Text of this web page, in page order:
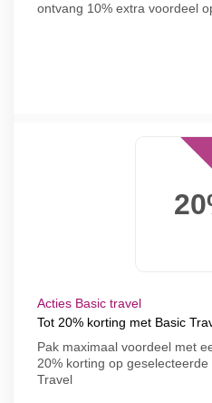
ontvang 10% extra voordeel
Acties Basic travel
Tot 20% korting met Basic
Pak maximaal voordeel met
20% korting op
Travel